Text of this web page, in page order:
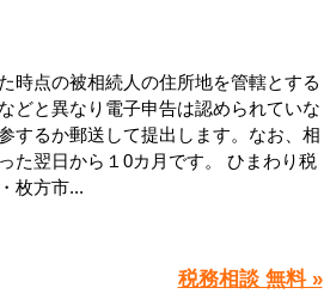
時点の被相続人の住所地を管轄とする
どと異なり電子申告は認められていな
するか郵送して提出します。なお、相
た翌日から１0カ月です。 ひまわり税
枚方市...
税務相談 無料 »